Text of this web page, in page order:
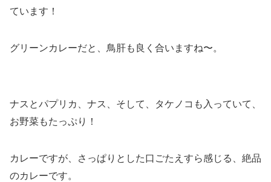
ています！
グリーンカレーだと、鳥肝も良く合いますね〜。
ナスとパプリカ、ナス、そして、タケノコも入っていて、
お野菜もたっぷり！
カレーですが、さっぱりとした口ごたえすら感じる、絶品
のカレーです。